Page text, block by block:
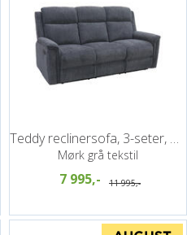
Teddy reclinersofa, 3-seter, manuell
Mørk grå tekstil
7 995,- 11 995,-